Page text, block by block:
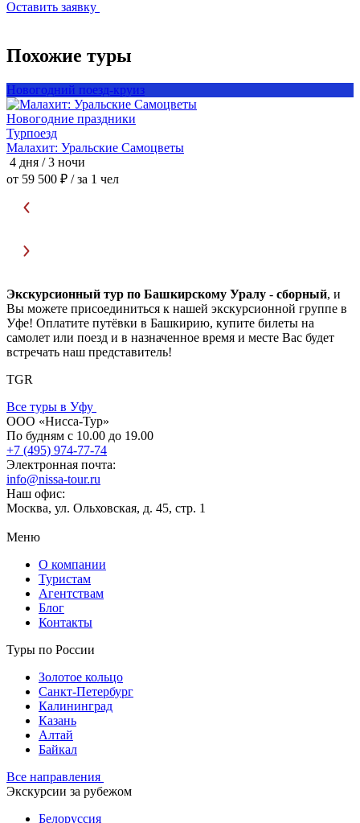
Оставить заявку
Похожие туры
Новогодний поезд-круиз
Новогодние праздники
Турпоезд
Малахит: Уральские Самоцветы
4 дня / 3 ночи
от 59 500 ₽ / за 1 чел
Экскурсионный тур по Башкирскому Уралу - сборный, и
Вы можете присоединиться к нашей экскурсионной группе в
Уфе! Оплатите путёвки в Башкирию, купите билеты на
самолет или поезд и в назначенное время и месте Вас будет
встречать наш представитель!
TGR
Все туры в Уфу
ООО «Нисса-Тур»
По будням с 10.00 до 19.00
+7 (495) 974-77-74
Электронная почта:
info@nissa-tour.ru
Наш офис:
Москва, ул. Ольховская, д. 45, стр. 1
Меню
О компании
Туристам
Агентствам
Блог
Контакты
Туры по России
Золотое кольцо
Санкт-Петербург
Калининград
Казань
Алтай
Байкал
Все направления
Экскурсии за рубежом
Белоруссия